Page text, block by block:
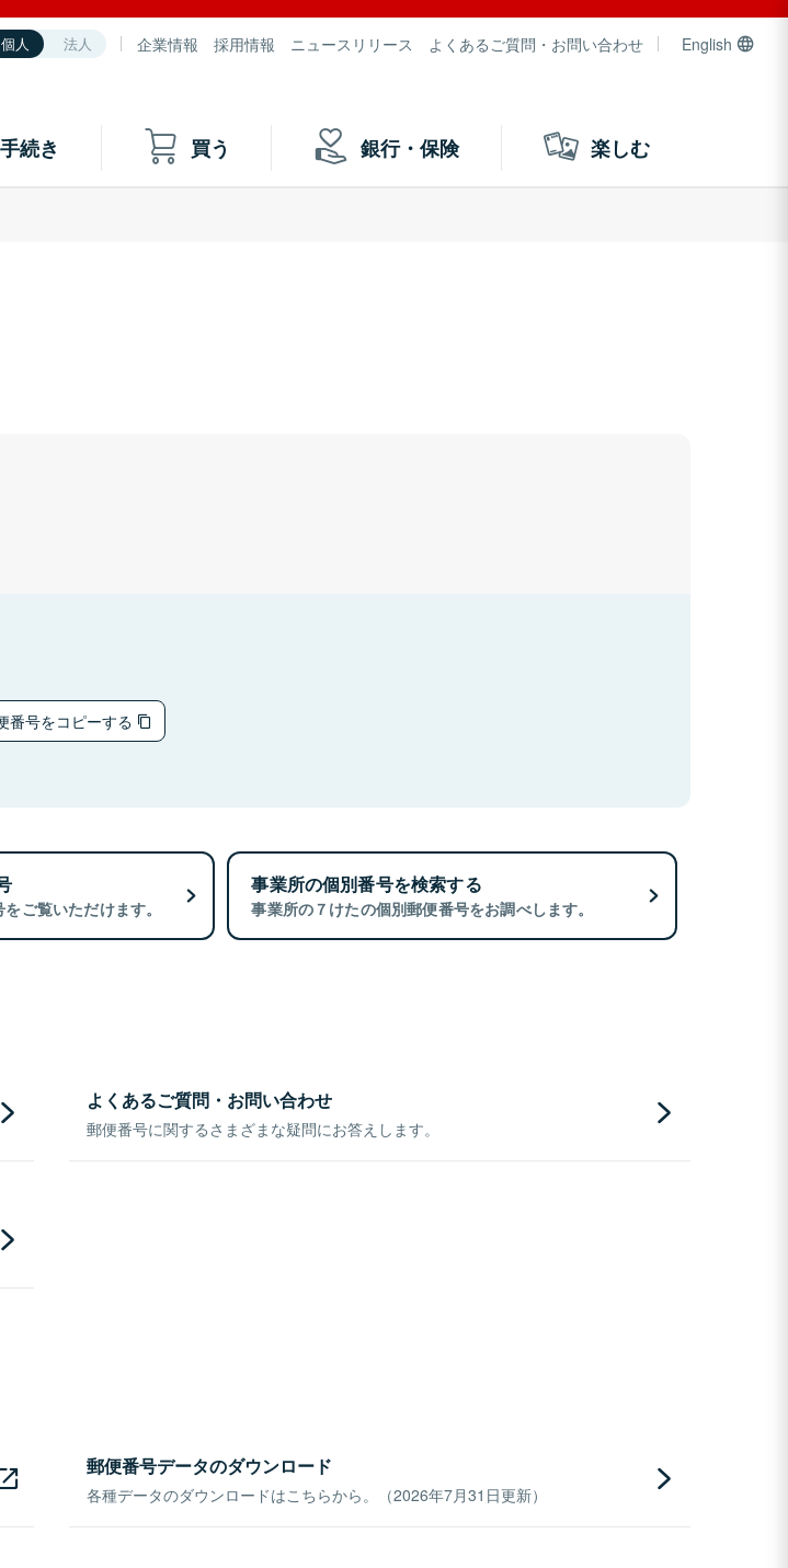
個人 法人 企業情報 採用情報 ニュースリリース よくあるご質問・お問い合わせ English
続き 買う 銀行・保険 楽しむ
番号をコピーする
ご覧いただけます。
事業所の個別番号を検索する
事業所の７けたの個別郵便番号をお調べします。
よくあるご質問・お問い合わせ
郵便番号に関するさまざまな疑問にお答えします。
郵便番号データのダウンロード
各種データのダウンロードはこちらから。（2026年7月31日更新）